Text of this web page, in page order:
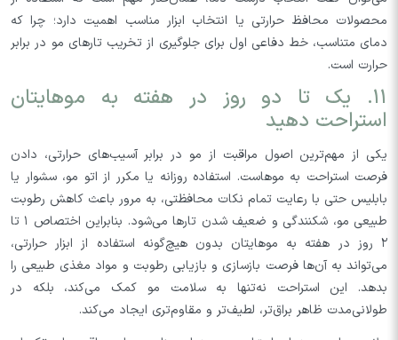
محصولات محافظ حرارتی یا انتخاب ابزار مناسب اهمیت دارد؛ چرا که
دمای متناسب، خط دفاعی اول برای جلوگیری از تخریب تارهای مو در برابر
حرارت است.
۱۱. یک تا دو روز در هفته به موهایتان
استراحت دهید
یکی از مهم‌ترین اصول مراقبت از مو در برابر آسیب‌های حرارتی، دادن
فرصت استراحت به موهاست. استفاده روزانه یا مکرر از اتو مو، سشوار یا
بابلیس حتی با رعایت تمام نکات محافظتی، به مرور باعث کاهش رطوبت
طبیعی مو، شکنندگی و ضعیف شدن تارها می‌شود. بنابراین اختصاص ۱ تا
۲ روز در هفته به موهایتان بدون هیچ‌گونه استفاده از ابزار حرارتی،
می‌تواند به آن‌ها فرصت بازسازی و بازیابی رطوبت و مواد مغذی طبیعی را
بدهد. این استراحت نه‌تنها به سلامت مو کمک می‌کند، بلکه در
طولانی‌مدت ظاهر براق‌تر، لطیف‌تر و مقاوم‌تری ایجاد می‌کند.